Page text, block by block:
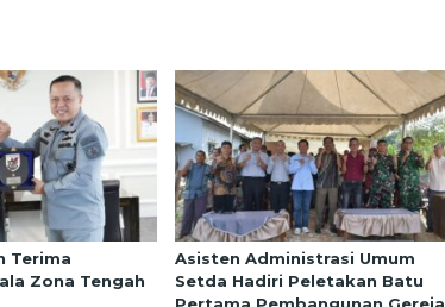
Terima
Zona Tengah
Asisten Administrasi Umum
Setda Hadiri Peletakan Batu